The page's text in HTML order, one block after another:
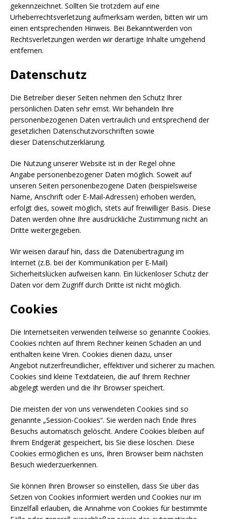
gekennzeichnet. Sollten Sie trotzdem auf eine
Urheberrechtsverletzung aufmerksam werden, bitten wir um
einen entsprechenden Hinweis. Bei Bekanntwerden von
Rechtsverletzungen werden wir derartige Inhalte umgehend
entfernen.
Datenschutz
Die Betreiber dieser Seiten nehmen den Schutz Ihrer
persönlichen Daten sehr ernst. Wir behandeln Ihre
personenbezogenen Daten vertraulich und entsprechend der
gesetzlichen Datenschutzvorschriften sowie
dieser Datenschutzerklärung.
Die Nutzung unserer Website ist in der Regel ohne
Angabe personenbezogener Daten möglich. Soweit auf
unseren Seiten personenbezogene Daten (beispielsweise
Name, Anschrift oder E-Mail-Adressen) erhoben werden,
erfolgt dies, soweit möglich, stets auf freiwilliger Basis. Diese
Daten werden ohne Ihre ausdrückliche Zustimmung nicht an
Dritte weitergegeben.
Wir weisen darauf hin, dass die Datenübertragung im
Internet (z.B. bei der Kommunikation per E-Mail)
Sicherheitslücken aufweisen kann. Ein lückenloser Schutz der
Daten vor dem Zugriff durch Dritte ist nicht möglich.
Cookies
Die Internetseiten verwenden teilweise so genannte Cookies.
Cookies richten auf Ihrem Rechner keinen Schaden an und
enthalten keine Viren. Cookies dienen dazu, unser
Angebot nutzerfreundlicher, effektiver und sicherer zu machen.
Cookies sind kleine Textdateien, die auf Ihrem Rechner
abgelegt werden und die Ihr Browser speichert.
Die meisten der von uns verwendeten Cookies sind so
genannte „Session-Cookies“. Sie werden nach Ende Ihres
Besuchs automatisch gelöscht. Andere Cookies bleiben auf
Ihrem Endgerät gespeichert, bis Sie diese löschen. Diese
Cookies ermöglichen es uns, Ihren Browser beim nächsten
Besuch wiederzuerkennen.
Sie können Ihren Browser so einstellen, dass Sie über das
Setzen von Cookies informiert werden und Cookies nur im
Einzelfall erlauben, die Annahme von Cookies für bestimmte